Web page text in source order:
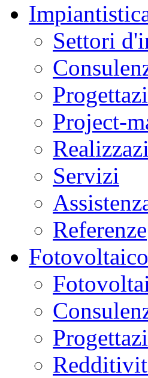
Settori
Project-
Servizi
Referenze
Fotovoltaico